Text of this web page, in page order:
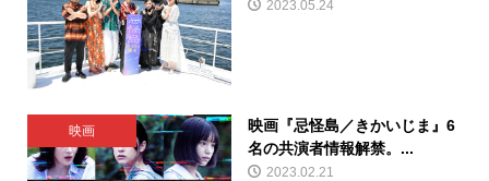
2023.05.24
映画
映画『忌怪島／きかいじま』6
名の共演者情報解禁。...
2023.02.21